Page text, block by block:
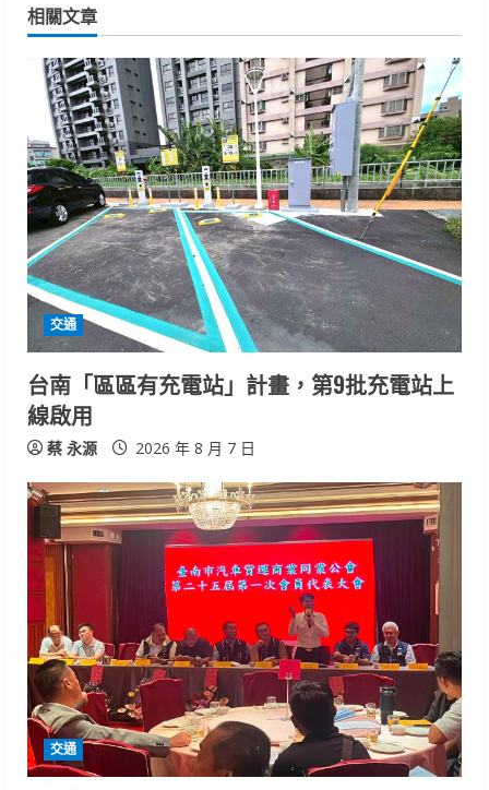
u
e
e
a
d
i
n
g
相關文章
交通
台南「區區有充電站」計畫，第9批充電站上
線啟用
蔡 永源 2026 年 8 月 7 日
交通